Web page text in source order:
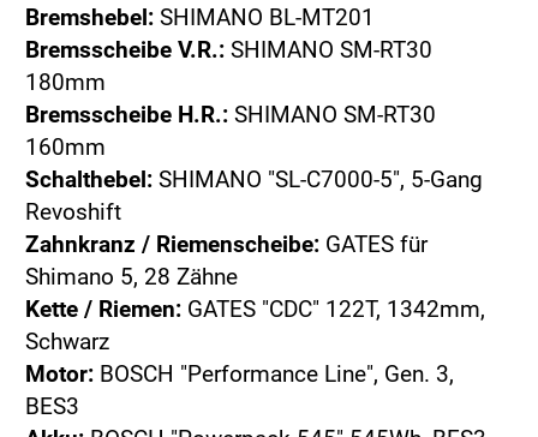
Bremshebel: SHIMANO BL-MT201
Bremsscheibe V.R.: SHIMANO SM-RT30
180mm
Bremsscheibe H.R.: SHIMANO SM-RT30
160mm
Schalthebel: SHIMANO "SL-C7000-5", 5-Gang
Revoshift
Zahnkranz / Riemenscheibe: GATES für
Shimano 5, 28 Zähne
Kette / Riemen: GATES "CDC" 122T, 1342mm,
Schwarz
Motor: BOSCH "Performance Line", Gen. 3,
BES3